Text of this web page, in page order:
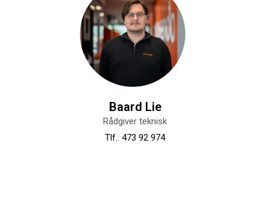
Baard Lie
Rådgiver teknisk
Tlf.: 473 92 974